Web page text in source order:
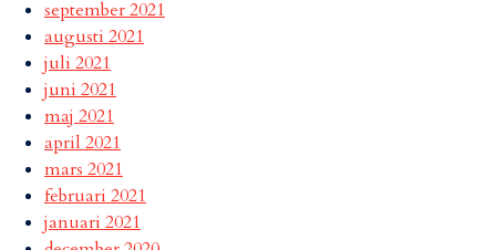
september 2021
augusti 2021
juli 2021
juni 2021
maj 2021
april 2021
mars 2021
februari 2021
januari 2021